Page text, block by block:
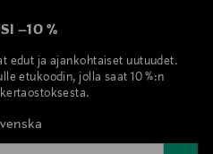
–10 %
edut ja ajankohtaiset uutuudet.
etukoodin, jolla saat 10 %:n